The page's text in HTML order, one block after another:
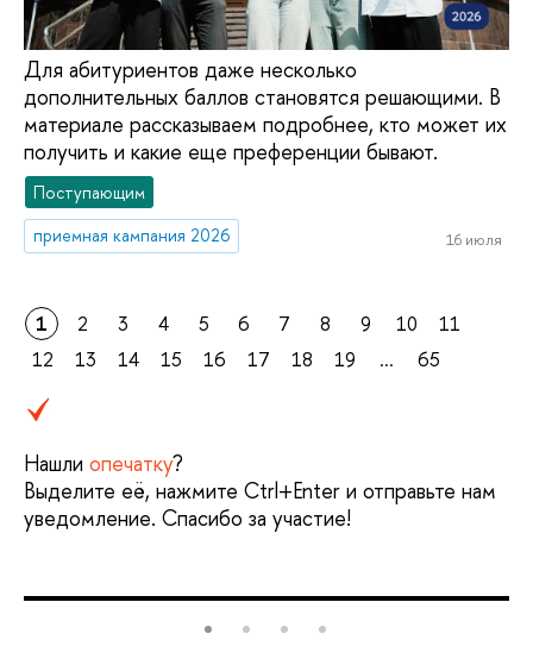
Для абитуриентов даже несколько
дополнительных баллов становятся решающими. В
материале рассказываем подробнее, кто может их
получить и какие еще преференции бывают.
Поступающим
приемная кампания 2026
16 июля
1 2 3 4 5 6 7 8 9 10
11
12
13 14 15 16 17 18 19 ... 65
Нашли опечатку?
Выделите её, нажмите Ctrl+Enter и отправьте нам
уведомление. Спасибо за участие!